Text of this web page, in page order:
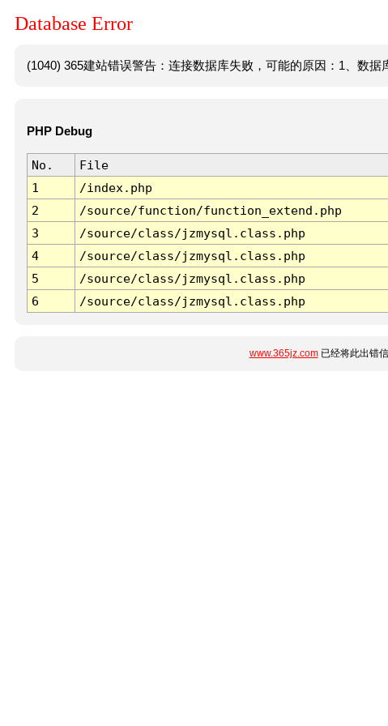
Database Error
(1040) 365建站错误警告：连接数据库失败，可能的原因：1、数据
PHP Debug
No. File
1
/index.php
2
/source/function/function_extend.php
3
/source/class/jzmysql.class.php
4
/source/class/jzmysql.class.php
5
/source/class/jzmysql.class.php
6
/source/class/jzmysql.class.php
www.365jz.com已经将此出错